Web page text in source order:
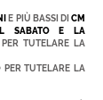
E PIÙ BASSI DICM
IL SABATO E LA
PER TUTELARE LA
PER TUTELARE LA